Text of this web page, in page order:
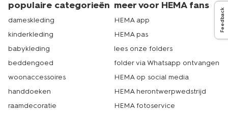
Feedback
populaire categorieën
dameskleding
kinderkleding
babykleding
beddengoed
woonaccessoires
handdoeken
raamdecoratie
meer voor HEMA fans
HEMA app
HEMA pas
lees onze folders
folder via Whatsapp ontvangen
HEMA op social media
HEMA herontwerpwedstrijd
HEMA fotoservice